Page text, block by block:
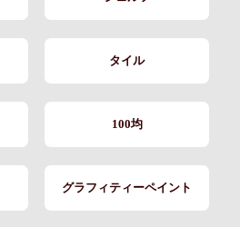
タイル
100均
グラフィティーペイント